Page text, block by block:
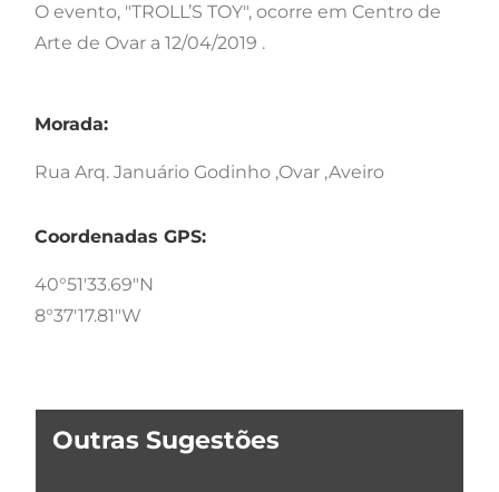
O evento, "TROLL’S TOY", ocorre em Centro de
Arte de Ovar a 12/04/2019 .
Morada:
Rua Arq. Januário Godinho ,Ovar ,Aveiro
Coordenadas GPS:
40°51'33.69"N
8°37'17.81"W
Outras Sugestões